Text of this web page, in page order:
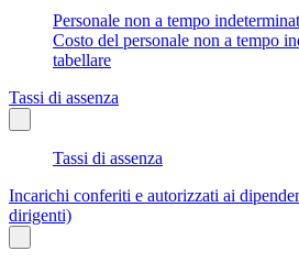
Personale non a tempo
Costo del personale non a tempo
tabellare
Tassi di assenza
Tassi di assenza
Incarichi conferiti e autorizzati ai
dirigenti)